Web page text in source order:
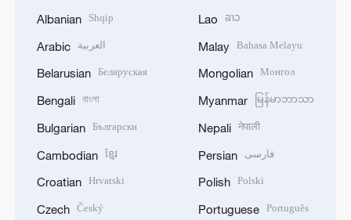
Albanian Shqip
Arabic العربية
Belarusian Беларуская
Bengali বাংলা
Bulgarian Български
Cambodian ខ្មែរ
Croatian Hrvatski
Czech Český
Lao ລາວ
Malay Bahasa Melayu
Mongolian Монгол
Myanmar မြန်မာဘာသာ
Nepali नेपाली
Persian فارسی
Polish Polski
Portuguese Português